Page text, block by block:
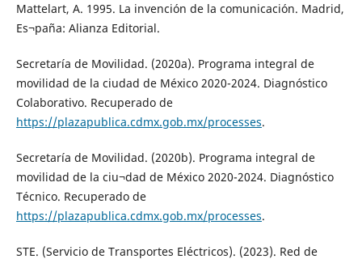
Mattelart, A. 1995. La invención de la comunicación. Madrid,
Es¬paña: Alianza Editorial.
Secretaría de Movilidad. (2020a). Programa integral de
movilidad de la ciudad de México 2020-2024. Diagnóstico
Colaborativo. Recuperado de
https://plazapublica.cdmx.gob.mx/processes.
Secretaría de Movilidad. (2020b). Programa integral de
movilidad de la ciu¬dad de México 2020-2024. Diagnóstico
Técnico. Recuperado de
https://plazapublica.cdmx.gob.mx/processes.
STE. (Servicio de Transportes Eléctricos). (2023). Red de